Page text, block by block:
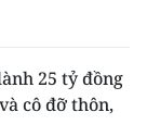
25 tỷ đồng
cô đỡ thôn,